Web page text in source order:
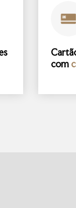
com